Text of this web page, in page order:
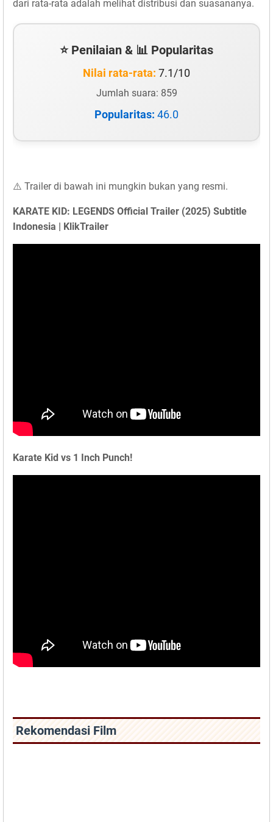
dari rata-rata adalah melihat distribusi dan suasananya.
⭐ Penilaian & 📊 Popularitas
Nilai rata-rata: 7.1/10
Jumlah suara: 859
Popularitas: 46.0
⚠️ Trailer di bawah ini mungkin bukan yang resmi.
KARATE KID: LEGENDS Official Trailer (2025) Subtitle
Indonesia | KlikTrailer
Karate Kid vs 1 Inch Punch!
Rekomendasi Film